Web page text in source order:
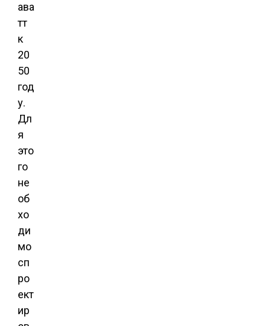
ава
тт
к
20
50
год
у.
Дл
я
это
го
не
об
хо
ди
мо
сп
ро
ект
ир